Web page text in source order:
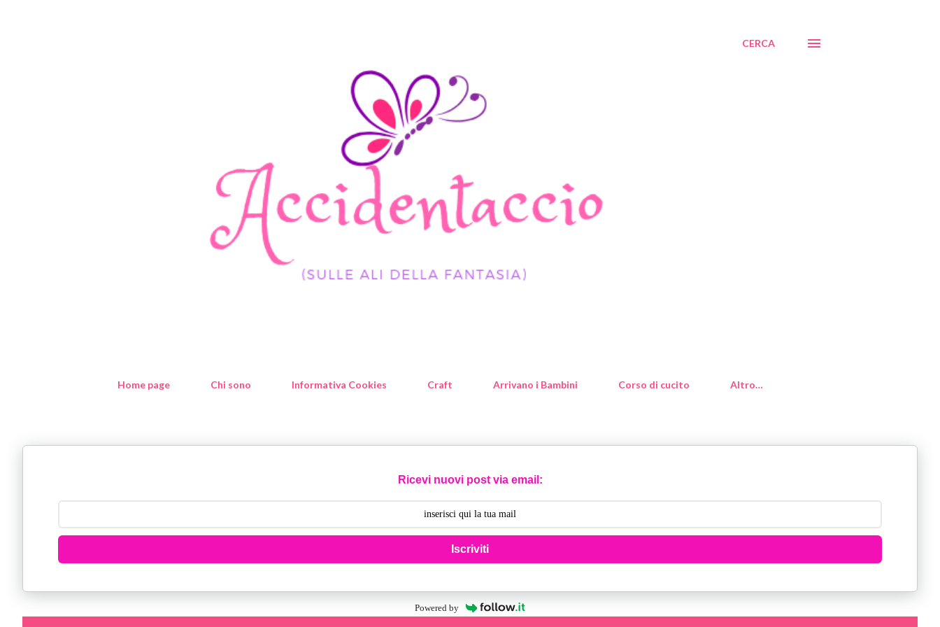
CERCA
Home page Chi sono Informativa Cookies Craft Arrivano i Bambini Corso di cucito Altro…
Ricevi nuovi post via email:
Iscriviti
Powered by